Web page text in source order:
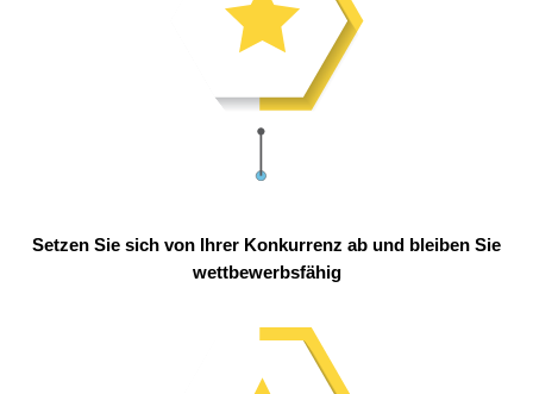
Setzen Sie sich von Ihrer Konkurrenz ab und bleiben Sie
wettbewerbsfähig